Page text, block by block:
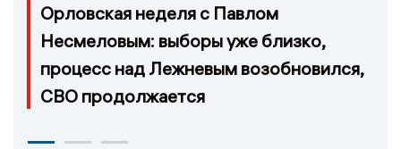
Орловская неделя с Павлом
Несмеловым: выборы уже близко,
процесс над Лежневым возобновился,
СВО продолжается